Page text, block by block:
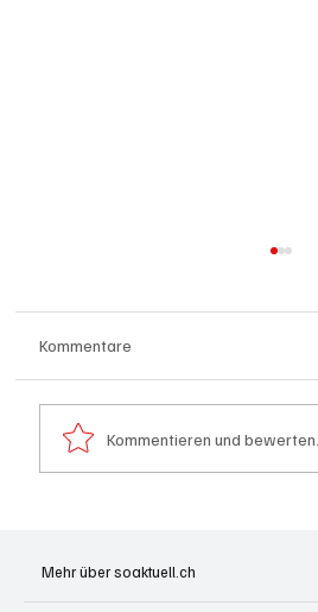
Kommentare
Kommentieren und bewerten...
Mehr über soaktuell.ch